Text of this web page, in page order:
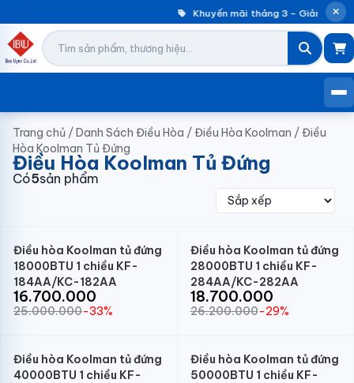
Khuyến mãi tháng 3 – Giảm
Trang chủ /Danh Sách Điều Hòa /Điều Hòa Koolman /Điều
Hòa Koolman Tủ Đứng
Điều Hòa Koolman Tủ Đứng
Có5sản phẩm
Điều hòa Koolman tủ đứng
18000BTU 1 chiều KF-
184AA/KC-182AA
16.700.000
25.000.000-33%
Điều hòa Koolman tủ đứng
28000BTU 1 chiều KF-
284AA/KC-282AA
18.700.000
26.200.000-29%
Điều hòa Koolman tủ đứng
40000BTU 1 chiều KF-
Điều hòa Koolman tủ đứng
50000BTU 1 chiều KF-